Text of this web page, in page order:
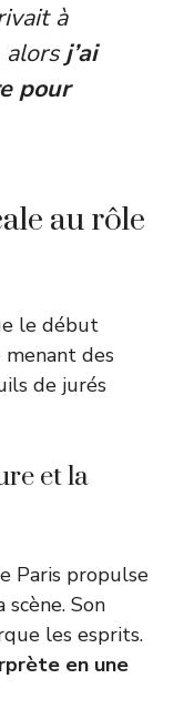
à
alorsj’ai
pour
au rôle
le début
menant des
de jurés
et la
Paris propulse
Son
les esprits.
en une